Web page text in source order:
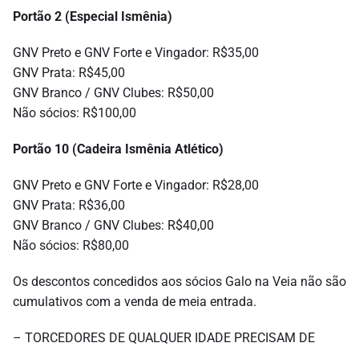
Portão 2 (Especial Ismênia)
GNV Preto e GNV Forte e Vingador: R$35,00
GNV Prata: R$45,00
GNV Branco / GNV Clubes: R$50,00
Não sócios: R$100,00
Portão 10 (Cadeira Ismênia Atlético)
GNV Preto e GNV Forte e Vingador: R$28,00
GNV Prata: R$36,00
GNV Branco / GNV Clubes: R$40,00
Não sócios: R$80,00
Os descontos concedidos aos sócios Galo na Veia não são
cumulativos com a venda de meia entrada.
– TORCEDORES DE QUALQUER IDADE PRECISAM DE